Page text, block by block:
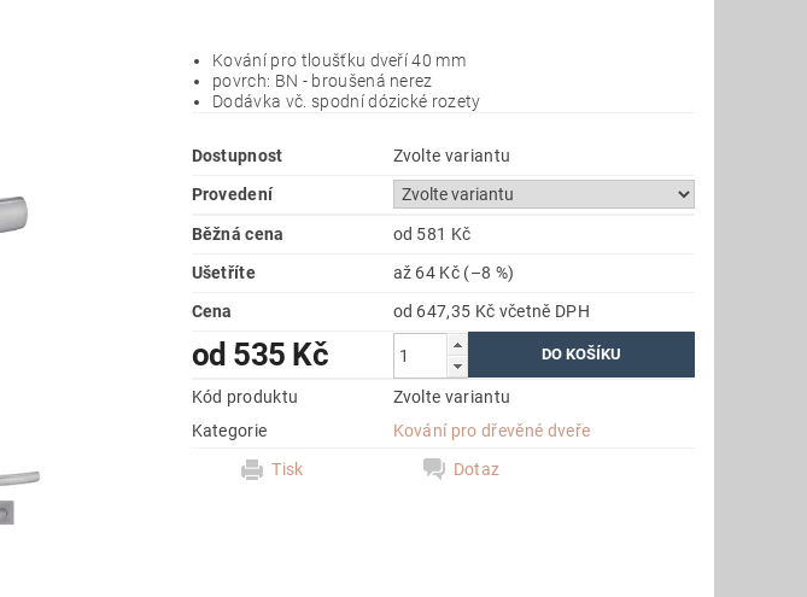
Kování pro tloušťku dveří 40 mm
povrch: BN - broušená nerez
Dodávka vč. spodní dózické rozety
Dostupnost
Zvolte variantu
Provedení
Běžná cena
od 581 Kč
Ušetříte
až 64 Kč (–8 %)
Cena
od 647,35 Kč včetně DPH
od 535 Kč
Kód produktu
Zvolte variantu
Kategorie
Kování pro dřevěné dveře
Tisk
Dotaz